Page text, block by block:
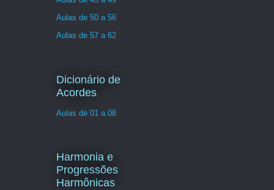
Aulas de 50 a 56
Aulas de 57 a 62
Dicionário de
Acordes
Aulas de 01 a 08
Harmonia e
Progressões
Harmônicas